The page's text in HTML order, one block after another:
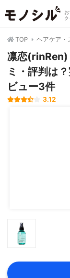
TOP ヘアケア・
凛恋(rinRen)
ミ・評判は
ビュー3件
3.12